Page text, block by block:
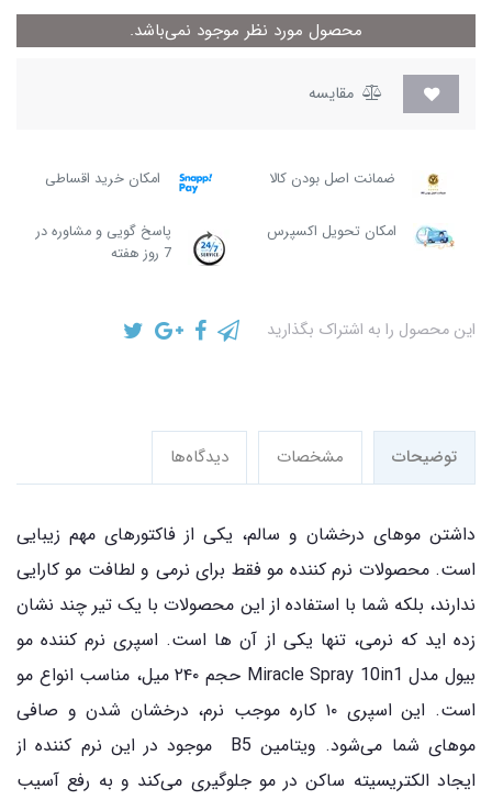
محصول مورد نظر موجود نمی‌باشد.
مقایسه
ضمانت اصل بودن کالا امکان خرید اقساطی
امکان تحویل اکسپرس
پاسخ گویی و مشاوره در
7 روز هفته
این محصول را به اشتراک بگذارید
توضیحات مشخصات دیدگاه‌ها
داشتن موهای درخشان و سالم، یکی از فاکتورهای مهم زیبایی
است. محصولات نرم‌ کننده مو فقط برای نرمی و لطافت مو کارایی
ندارند، بلکه شما با استفاده از این محصولات با یک تیر چند نشان
زده ‌اید که نرمی، تنها یکی از آن‌ ها است. اسپری نرم کننده مو
بیول مدل Miracle Spray 10in1 حجم ۲۴۰ میل، مناسب انواع مو
است. این اسپری ۱۰ کاره موجب نرم، درخشان شدن و صافی
موهای شما می‌شود. ویتامین B5 موجود در این نرم کننده از
ایجاد الکتریسیته ساکن در مو جلوگیری می‌کند و به رفع آسیب